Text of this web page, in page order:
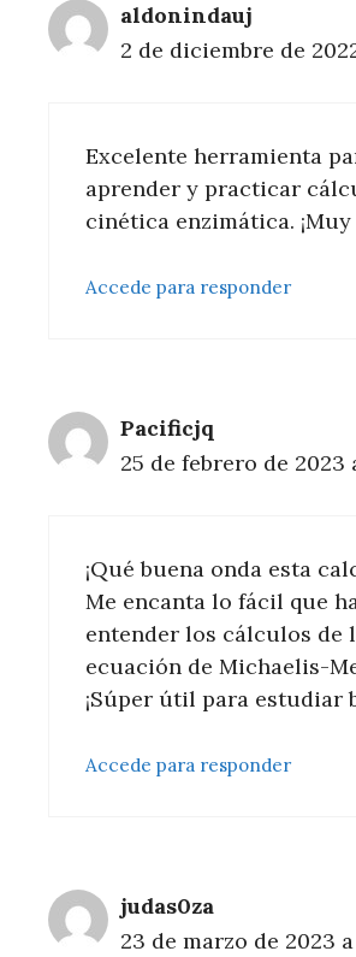
aldonindauj
2 de diciembre de
Excelente herramienta
aprender y practicar
cinética enzimática.
Accede para responder
Pacificjq
25 de febrero de 2023
¡Qué buena onda esta
Me encanta lo fácil que
entender los cálculos de
ecuación de Michaelis-
¡Súper útil para estudiar
Accede para responder
judas0za
23 de marzo de 2023